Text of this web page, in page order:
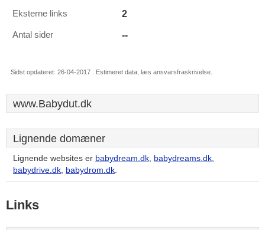
Eksterne links 2
Antal sider --
Sidst opdateret: 26-04-2017 . Estimeret data, læs ansvarsfraskrivelse.
www.Babydut.dk
Lignende domæner
Lignende websites er babydream.dk, babydreams.dk,
babydrive.dk, babydrom.dk.
Links